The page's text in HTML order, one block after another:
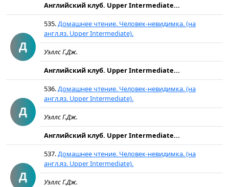
Английский клуб. Upper Intermediate...
Д
535.Домашнее чтение. Человек-невидимка. (на
англ.яз. Upper Intermediate).
Уэллс Г.Дж.
Английский клуб. Upper Intermediate...
Д
536.Домашнее чтение. Человек-невидимка. (на
англ.яз. Upper Intermediate).
Уэллс Г.Дж.
Английский клуб. Upper Intermediate...
Д
537.Домашнее чтение. Человек-невидимка. (на
англ.яз. Upper Intermediate).
Уэллс Г.Дж.